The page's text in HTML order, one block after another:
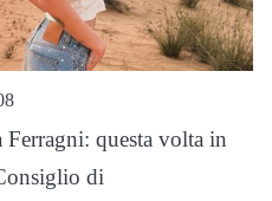
Ferragni: questa volta in
di